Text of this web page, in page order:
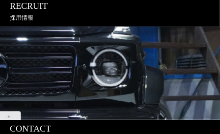
RECRUIT
採用情報
CONTACT